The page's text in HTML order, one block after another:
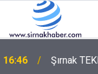
16:32
“EDİ